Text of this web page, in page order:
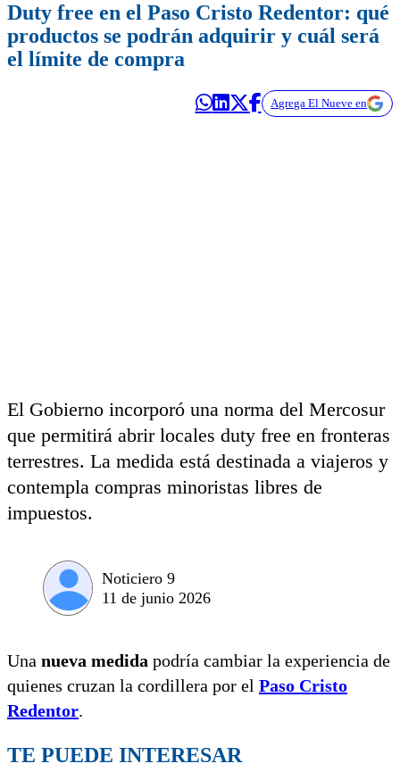
Duty free en el Paso Cristo Redentor: qué
productos se podrán adquirir y cuál será
el límite de compra
Agrega El Nueve en
El Gobierno incorporó una norma del Mercosur
que permitirá abrir locales duty free en fronteras
terrestres. La medida está destinada a viajeros y
contempla compras minoristas libres de
impuestos.
Noticiero 9
11 de junio 2026
Una nueva medida podría cambiar la experiencia de
quienes cruzan la cordillera por el Paso Cristo
Redentor.
TE PUEDE INTERESAR